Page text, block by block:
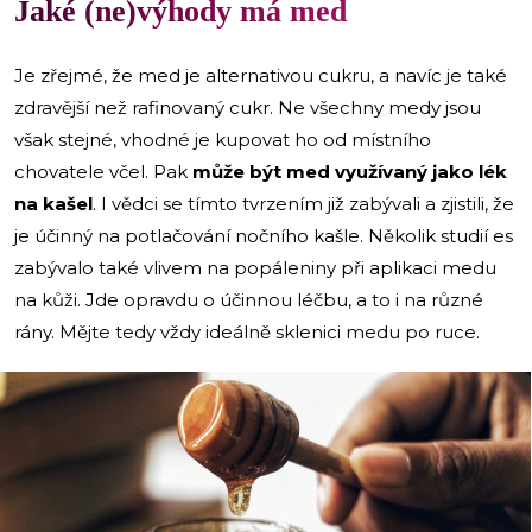
Jaké (ne)výhody má med
Je zřejmé, že med je alternativou cukru, a navíc je také
zdravější než rafinovaný cukr. Ne všechny medy jsou
však stejné, vhodné je kupovat ho od místního
chovatele včel. Pak může být med využívaný jako lék
na kašel. I vědci se tímto tvrzením již zabývali a zjistili, že
je účinný na potlačování nočního kašle. Několik studií es
zabývalo také vlivem na popáleniny při aplikaci medu
na kůži. Jde opravdu o účinnou léčbu, a to i na různé
rány. Mějte tedy vždy ideálně sklenici medu po ruce.